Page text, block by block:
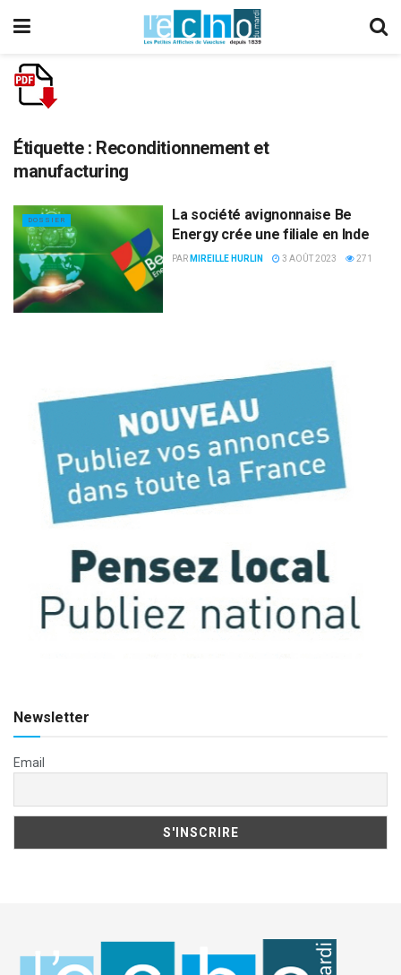
Étiquette : Reconditionnement et
manufacturing
DOSSIER
La société avignonnaise Be
Energy crée une filiale en Inde
PAR MIREILLE HURLIN 3 AOÛT 2023 271
Newsletter
Email